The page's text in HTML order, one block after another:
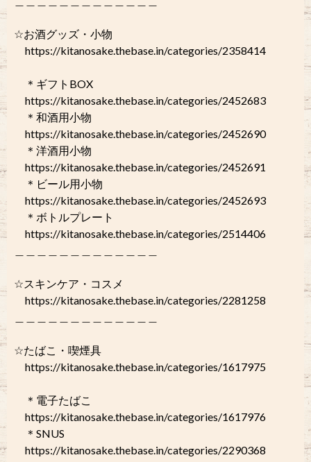
☆お酒グッズ・小物
https://kitanosake.thebase.in/categories/2358414
＊ギフトBOX
https://kitanosake.thebase.in/categories/2452683
＊和酒用小物
https://kitanosake.thebase.in/categories/2452690
＊洋酒用小物
https://kitanosake.thebase.in/categories/2452691
＊ビール用小物
https://kitanosake.thebase.in/categories/2452693
＊ボトルプレート
https://kitanosake.thebase.in/categories/2514406
☆スキンケア・コスメ
https://kitanosake.thebase.in/categories/2281258
☆たばこ・喫煙具
https://kitanosake.thebase.in/categories/1617975
＊電子たばこ
https://kitanosake.thebase.in/categories/1617976
＊SNUS
https://kitanosake.thebase.in/categories/2290368